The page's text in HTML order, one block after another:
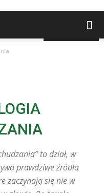
to dział, w
prawdziwe źródła
zaczynają się nie w